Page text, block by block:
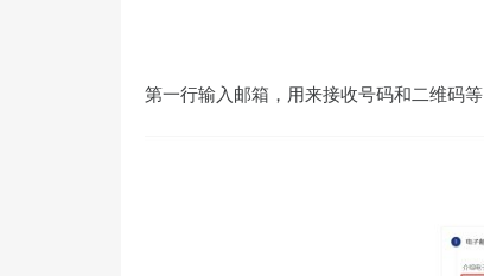
第一行输入邮箱，用来接收号码和二维码等